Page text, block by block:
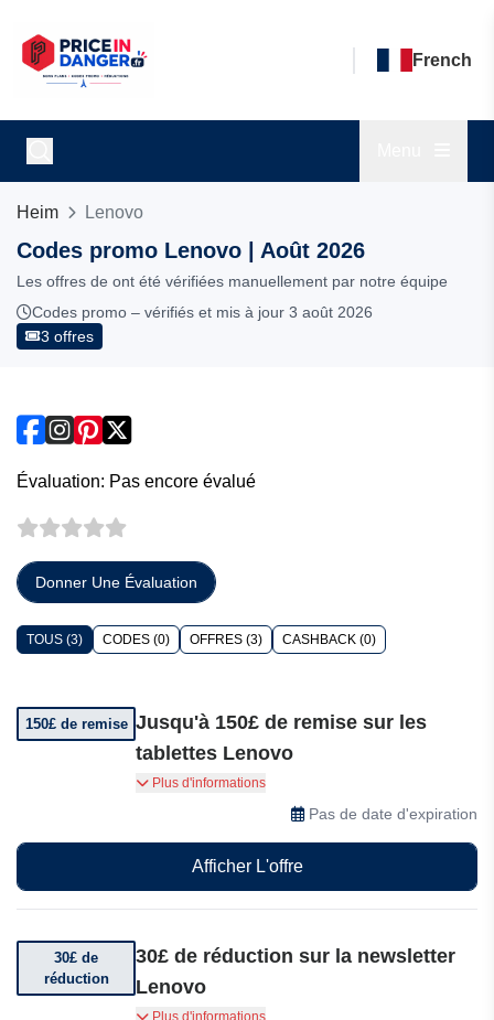
French
Heim Lenovo
Codes promo Lenovo | Août 2026
Les offres de ont été vérifiées manuellement par notre équipe
Codes promo – vérifiés et mis à jour 3 août 2026
3 offres
Évaluation: Pas encore évalué
Donner Une Évaluation
TOUS (3) CODES (0) OFFRES (3) CASHBACK (0)
150£ de remise Jusqu'à 150£ de remise sur les
tablettes Lenovo
Économisez jusqu'à 150£ sur la Lenovo Yoga
Tab Plus ou l'Idea Tab Pro. Profitez de cette offre
à durée limitée sur les tablettes avant qu'elle ne
se termine !
Plus d'informations
Pas de date d'expiration
Afficher L'offre
30£ de
réduction
30£ de réduction sur la newsletter
Lenovo
Bénéficiez de 30£ de réduction sur votre
Plus d'informations